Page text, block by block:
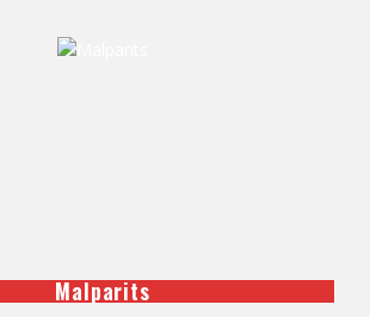
Malparits